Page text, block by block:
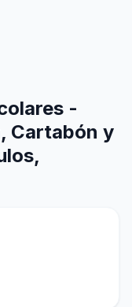
-
Cartabón y